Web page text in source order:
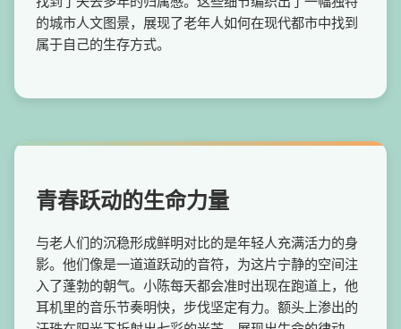
的城市人文图景，展现了老年人如何在现代都市中找到
属于自己的生存方式。
青春跃动的生命力量
与老人们的沉稳形成鲜明对比的是年轻人充满活力的身
影。他们像是一道道跃动的音符，为这片宁静的空间注
入了蓬勃的朝气。小陈每天都会准时出现在跑道上，他
耳机里的音乐节奏明快，步伐坚定有力。额头上渗出的